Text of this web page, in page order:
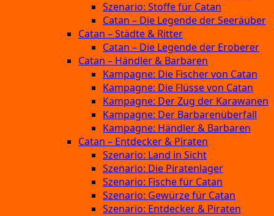
Szenario: Stoffe für Catan
Catan – Die Legende der Seeräuber
Catan – Städte & Ritter
Catan – Die Legende der Eroberer
Catan – Händler & Barbaren
Kampagne: Die Fischer von Catan
Kampagne: Die Flüsse von Catan
Kampagne: Der Zug der Karawanen
Kampagne: Der Barbarenüberfall
Kampagne: Händler & Barbaren
Catan – Entdecker & Piraten
Szenario: Land in Sicht
Szenario: Die Piratenlager
Szenario: Fische für Catan
Szenario: Gewürze für Catan
Szenario: Entdecker & Piraten